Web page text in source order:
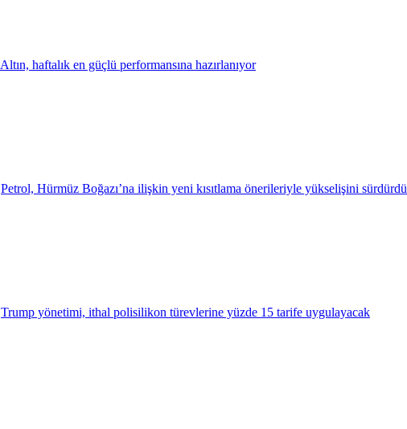
Altın, haftalık en güçlü performansına hazırlanıyor
Petrol, Hürmüz Boğazı’na ilişkin yeni kısıtlama önerileriyle yükselişini sürdürdü
Trump yönetimi, ithal polisilikon türevlerine yüzde 15 tarife uygulayacak